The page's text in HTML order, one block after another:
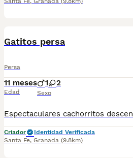
Gatitos persa
Persa
11 meses
Edad
1 2
Sexo
Criador
Identidad Verificada
Santa Fe, Granada (9.8km)